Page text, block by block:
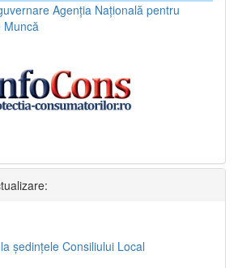
Agenția Națională pentru
Muncă
şedinţele Consiliului Local